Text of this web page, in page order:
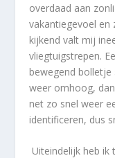
overdaad aan
vakantiegevoel en
kijkend valt mij
vliegtuigstrepen.
bewegend
weer omhoog,
net zo snel weer
identificeren, dus
Uiteindelijk heb ik